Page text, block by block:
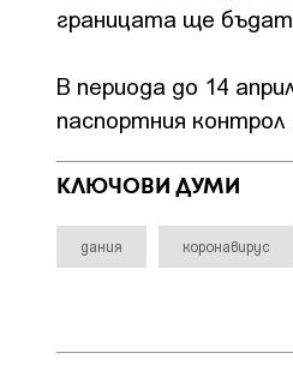
границата ще
В периода до 14
паспортния
КЛЮЧОВИ ДУМИ
дания коронавирус